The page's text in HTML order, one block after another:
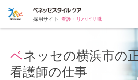
採用サイト 看護・リハビリ職
ベネッセの横浜市の正
看護師の仕事